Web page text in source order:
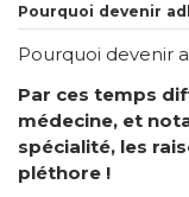
Pourquoi devenir
Pourquoi devenir
Par ces temps
médecine, et
spécialité, les
pléthore !